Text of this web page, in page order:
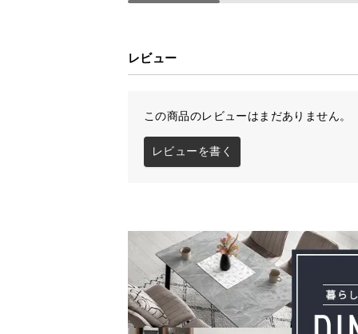
レビュー
この商品のレビューはまだありません。
レビューを書く